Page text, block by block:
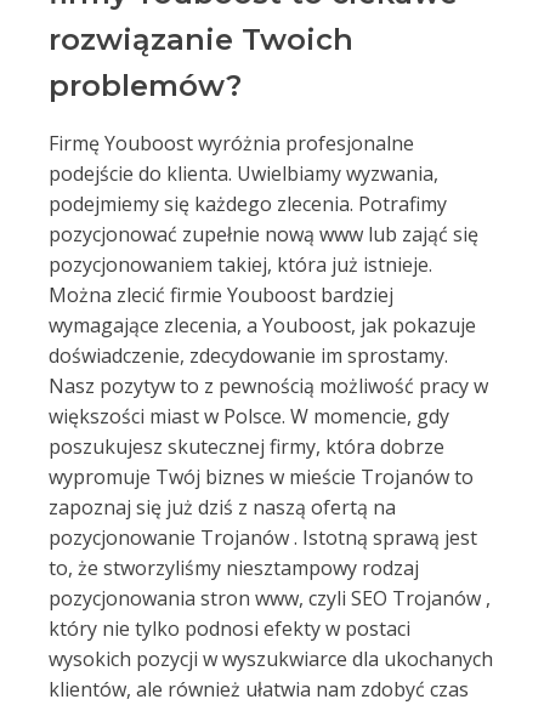
rozwiązanie Twoich
problemów?
Firmę Youboost wyróżnia profesjonalne
podejście do klienta. Uwielbiamy wyzwania,
podejmiemy się każdego zlecenia. Potrafimy
pozycjonować zupełnie nową www lub zająć się
pozycjonowaniem takiej, która już istnieje.
Można zlecić firmie Youboost bardziej
wymagające zlecenia, a Youboost, jak pokazuje
doświadczenie, zdecydowanie im sprostamy.
Nasz pozytyw to z pewnością możliwość pracy w
większości miast w Polsce. W momencie, gdy
poszukujesz skutecznej firmy, która dobrze
wypromuje Twój biznes w mieście Trojanów to
zapoznaj się już dziś z naszą ofertą na
pozycjonowanie Trojanów . Istotną sprawą jest
to, że stworzyliśmy niesztampowy rodzaj
pozycjonowania stron www, czyli SEO Trojanów ,
który nie tylko podnosi efekty w postaci
wysokich pozycji w wyszukwiarce dla ukochanych
klientów, ale również ułatwia nam zdobyć czas